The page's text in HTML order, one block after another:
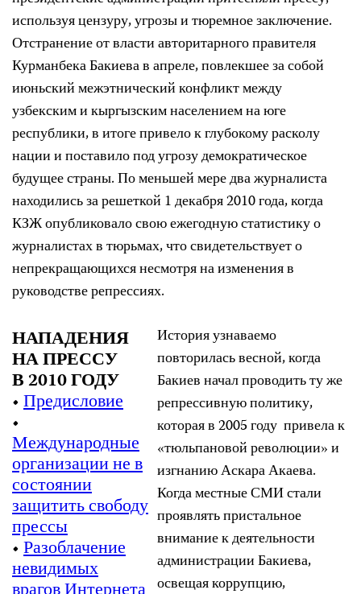
используя цензуру, угрозы и тюремное заключение.
Отстранение от власти авторитарного правителя
Курманбека Бакиева в апреле, повлекшее за собой
июньский межэтнический конфликт между
узбекским и кыргызским населением на юге
республики, в итоге привело к глубокому расколу
нации и поставило под угрозу демократическое
будущее страны. По меньшей мере два журналиста
находились за решеткой 1 декабря 2010 года, когда
КЗЖ опубликовало свою ежегодную статистику о
журналистах в тюрьмах, что свидетельствует о
непрекращающихся несмотря на изменения в
руководстве репрессиях.
НАПАДЕНИЯ
НА ПРЕССУ
В 2010 ГОДУ
•Предисловие
•
Международные
организации не в
состоянии
защитить свободу
прессы
•Разоблачение
невидимых
История узнаваемо
повторилась весной, когда
Бакиев начал проводить ту же
репрессивную политику,
которая в 2005 году привела к
«тюльпановой революции» и
изгнанию Аскара Акаева.
Когда местные СМИ стали
проявлять пристальное
внимание к деятельности
администрации Бакиева,
освещая коррупцию,